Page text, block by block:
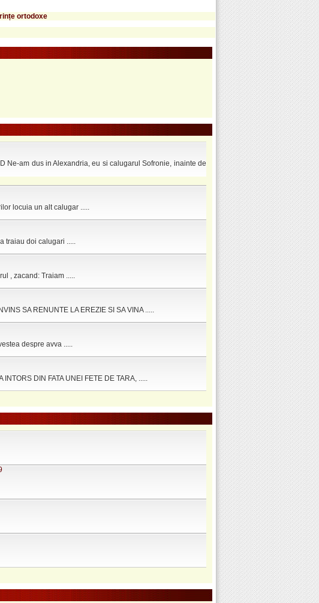
ortodoxe
Ne-am dus in Alexandria, eu si calugarul Sofronie, inainte de
locuia un alt calugar .....
traiau doi calugari .....
, zacand: Traiam .....
SA RENUNTE LA EREZIE SI SA VINA .....
despre avva .....
DIN FATA UNEI FETE DE TARA, .....